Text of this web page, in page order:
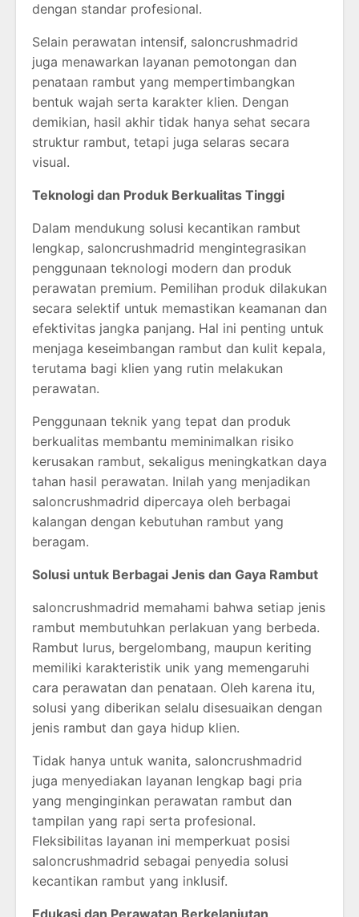
dengan standar profesional.
Selain perawatan intensif, saloncrushmadrid
juga menawarkan layanan pemotongan dan
penataan rambut yang mempertimbangkan
bentuk wajah serta karakter klien. Dengan
demikian, hasil akhir tidak hanya sehat secara
struktur rambut, tetapi juga selaras secara
visual.
Teknologi dan Produk Berkualitas Tinggi
Dalam mendukung solusi kecantikan rambut
lengkap, saloncrushmadrid mengintegrasikan
penggunaan teknologi modern dan produk
perawatan premium. Pemilihan produk dilakukan
secara selektif untuk memastikan keamanan dan
efektivitas jangka panjang. Hal ini penting untuk
menjaga keseimbangan rambut dan kulit kepala,
terutama bagi klien yang rutin melakukan
perawatan.
Penggunaan teknik yang tepat dan produk
berkualitas membantu meminimalkan risiko
kerusakan rambut, sekaligus meningkatkan daya
tahan hasil perawatan. Inilah yang menjadikan
saloncrushmadrid dipercaya oleh berbagai
kalangan dengan kebutuhan rambut yang
beragam.
Solusi untuk Berbagai Jenis dan Gaya Rambut
saloncrushmadrid memahami bahwa setiap jenis
rambut membutuhkan perlakuan yang berbeda.
Rambut lurus, bergelombang, maupun keriting
memiliki karakteristik unik yang memengaruhi
cara perawatan dan penataan. Oleh karena itu,
solusi yang diberikan selalu disesuaikan dengan
jenis rambut dan gaya hidup klien.
Tidak hanya untuk wanita, saloncrushmadrid
juga menyediakan layanan lengkap bagi pria
yang menginginkan perawatan rambut dan
tampilan yang rapi serta profesional.
Fleksibilitas layanan ini memperkuat posisi
saloncrushmadrid sebagai penyedia solusi
kecantikan rambut yang inklusif.